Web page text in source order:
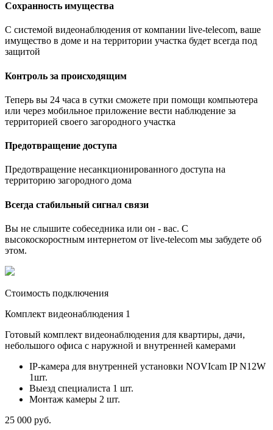
Сохранность имущества
С системой видеонаблюдения от компании live-telecom, ваше
имущество в доме и на территории участка будет всегда под
защитой
Контроль за происходящим
Теперь вы 24 часа в сутки сможете при помощи компьютера
или через мобильное приложение вести наблюдение за
территорией своего загородного участка
Предотвращение доступа
Предотвращение несанкционированного доступа на
территорию загородного дома
Всегда стабильный сигнал связи
Вы не слышите собеседника или он - вас. С
высокоскоростным интернетом от live-telecom мы забудете об
этом.
Стоимость подключения
Комплект видеонаблюдения 1
Готовый комплект видеонаблюдения для квартиры, дачи,
небольшого офиса с наружной и внутренней камерами
IP-камера для внутренней установки NOVIcam IP N12W
1шт.
Выезд специалиста 1 шт.
Монтаж камеры 2 шт.
25 000 руб.